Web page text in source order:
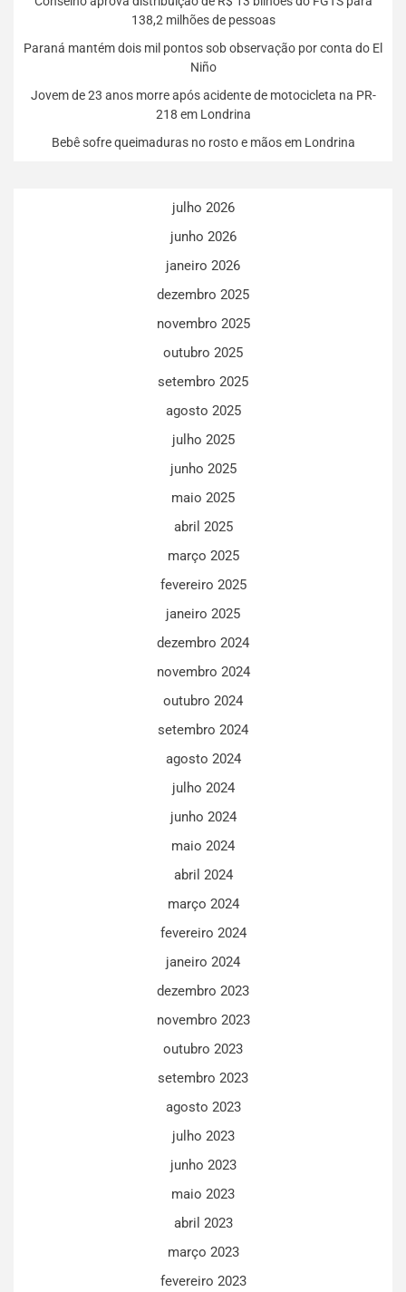
138,2 milhões de pessoas
Paraná mantém dois mil pontos sob observação por conta do El
Niño
Jovem de 23 anos morre após acidente de motocicleta na PR-
218 em Londrina
Bebê sofre queimaduras no rosto e mãos em Londrina
julho 2026
junho 2026
janeiro 2026
dezembro 2025
novembro 2025
outubro 2025
setembro 2025
agosto 2025
julho 2025
junho 2025
maio 2025
abril 2025
março 2025
fevereiro 2025
janeiro 2025
dezembro 2024
novembro 2024
outubro 2024
setembro 2024
agosto 2024
julho 2024
junho 2024
maio 2024
abril 2024
março 2024
fevereiro 2024
janeiro 2024
dezembro 2023
novembro 2023
outubro 2023
setembro 2023
agosto 2023
julho 2023
junho 2023
maio 2023
abril 2023
março 2023
fevereiro 2023